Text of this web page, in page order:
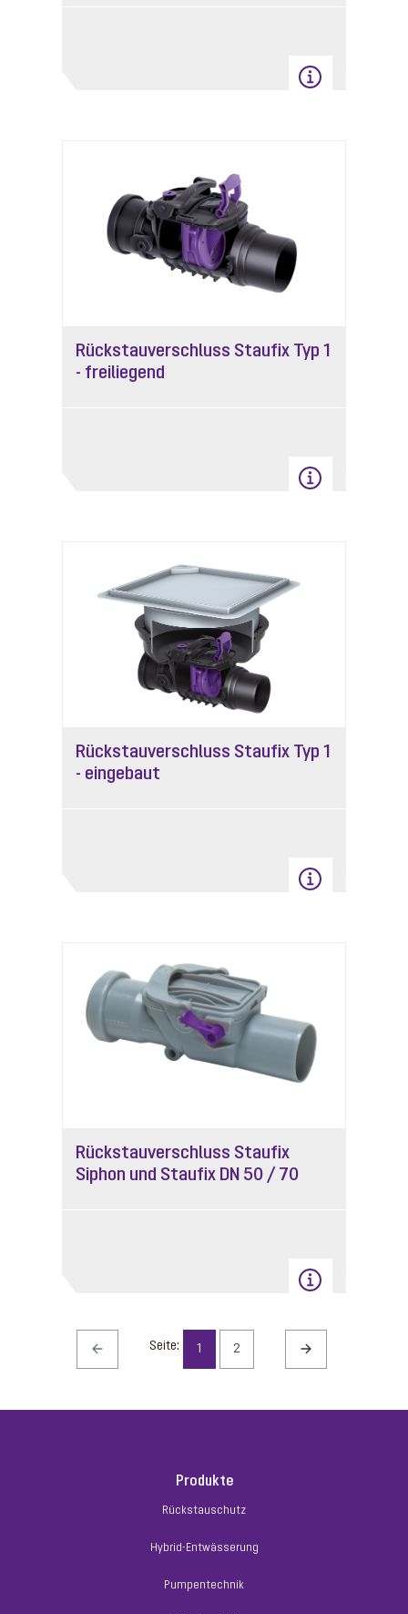
Rückstauverschluss Staufix Typ 1
- freiliegend
Rückstauverschluss Staufix Typ 1
- eingebaut
Rückstauverschluss Staufix
Siphon und Staufix DN 50 / 70
Seite: 1 2
Produkte
Rückstauschutz
Hybrid-Entwässerung
Pumpentechnik